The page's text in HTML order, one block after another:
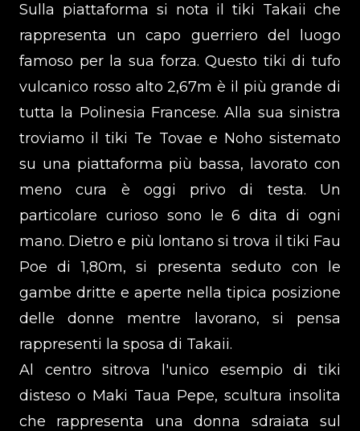
Sulla piattaforma si nota il tiki Takaii che
rappresenta un capo guerriero del luogo
famoso per la sua forza. Questo tiki di tufo
vulcanico rosso alto 2,67m è il più grande di
tutta la Polinesia Francese. Alla sua sinistra
troviamo il tiki Te Tovae e Noho sistemato
su una piattaforma più bassa, lavorato con
meno cura è oggi privo di testa. Un
particolare curioso sono le 6 dita di ogni
mano. Dietro e più lontano si trova il tiki Fau
Poe di 1,80m, si presenta seduto con le
gambe dritte e aperte nella tipica posizione
delle donne mentre lavorano, si pensa
rappresenti la sposa di Takaii.
Al centro sitrova l'unico esempio di tiki
disteso o Maki Taua Pepe, scultura insolita
che rappresenta una donna sdraiata sul